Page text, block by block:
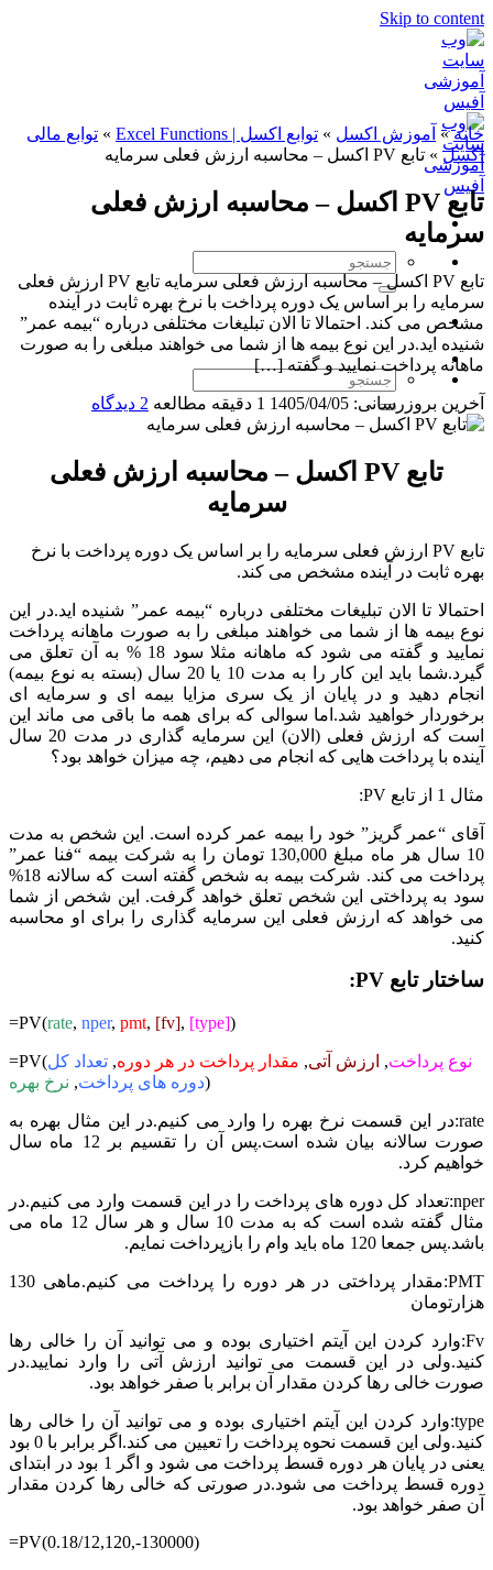
Skip to content
خانه» آموزش اکسل » توابع اکسل | Excel Functions » توابع مالی
اکسل » تابع PV اکسل – محاسبه ارزش فعلی سرمایه
تابع PV اکسل – محاسبه ارزش فعلی
سرمایه
تابع PV اکسل – محاسبه ارزش فعلی سرمایه تابع PV ارزش فعلی
سرمایه را بر اساس یک دوره پرداخت با نرخ بهره ثابت در آینده
مشخص می کند. احتمالا تا الان تبلیغات مختلفی درباره “بیمه عمر”
شنیده اید.در این نوع بیمه ها از شما می خواهند مبلغی را به صورت
ماهانه پرداخت نمایید و گفته […]
آخرین بروزرسانی: 1405/04/05 1 دقیقه مطالعه 2 دیدگاه
تابع PV اکسل – محاسبه ارزش فعلی
سرمایه
تابع PV ارزش فعلی سرمایه را بر اساس یک دوره پرداخت با نرخ
بهره ثابت در آینده مشخص می کند.
احتمالا تا الان تبلیغات مختلفی درباره “بیمه عمر” شنیده اید.در این
نوع بیمه ها از شما می خواهند مبلغی را به صورت ماهانه پرداخت
نمایید و گفته می شود که ماهانه مثلا سود 18 % به آن تعلق می
گیرد.شما باید این کار را به مدت 10 یا 20 سال (بسته به نوع بیمه)
انجام دهید و در پایان از یک سری مزایا بیمه ای و سرمایه ای
برخوردار خواهید شد.اما سوالی که برای همه ما باقی می ماند این
است که ارزش فعلی (الان) این سرمایه گذاری در مدت 20 سال
آینده با پرداخت هایی که انجام می دهیم، چه میزان خواهد بود؟
مثال 1 از تابع PV:
آقای “عمر گریز” خود را بیمه عمر کرده است. این شخص به مدت
10 سال هر ماه مبلغ 130,000 تومان را به شرکت بیمه “فنا عمر”
پرداخت می کند. شرکت بیمه به شخص گفته است که سالانه 18%
سود به پرداختی این شخص تعلق خواهد گرفت. این شخص از شما
می خواهد که ارزش فعلی این سرمایه گذاری را برای او محاسبه
کنید.
ساختار تابع PV:
=PV(rate, nper, pmt, [fv], [type])
=PV( نوع پرداخت, ارزش آتی, مقدار پرداخت در هر دوره, تعداد کل
دوره های پرداخت, نرخ بهره )
rate:در این قسمت نرخ بهره را وارد می کنیم.در این مثال بهره به
صورت سالانه بیان شده است.پس آن را تقسیم بر 12 ماه سال
خواهیم کرد.
nper:تعداد کل دوره های پرداخت را در این قسمت وارد می کنیم.در
مثال گفته شده است که به مدت 10 سال و هر سال 12 ماه می
باشد.پس جمعا 120 ماه باید وام را بازپرداخت نمایم.
PMT:مقدار پرداختی در هر دوره را پرداخت می کنیم.ماهی 130
هزارتومان
Fv:وارد کردن این آیتم اختیاری بوده و می توانید آن را خالی رها
کنید.ولی در این قسمت می توانید ارزش آتی را وارد نمایید.در
صورت خالی رها کردن مقدار آن برابر با صفر خواهد بود.
type:وارد کردن این آیتم اختیاری بوده و می توانید آن را خالی رها
کنید.ولی این قسمت نحوه پرداخت را تعیین می کند.اگر برابر با 0 بود
یعنی در پایان هر دوره قسط پرداخت می شود و اگر 1 بود در ابتدای
دوره قسط پرداخت می شود.در صورتی که خالی رها کردن مقدار
آن صفر خواهد بود.
=PV(0.18/12,120,-130000)